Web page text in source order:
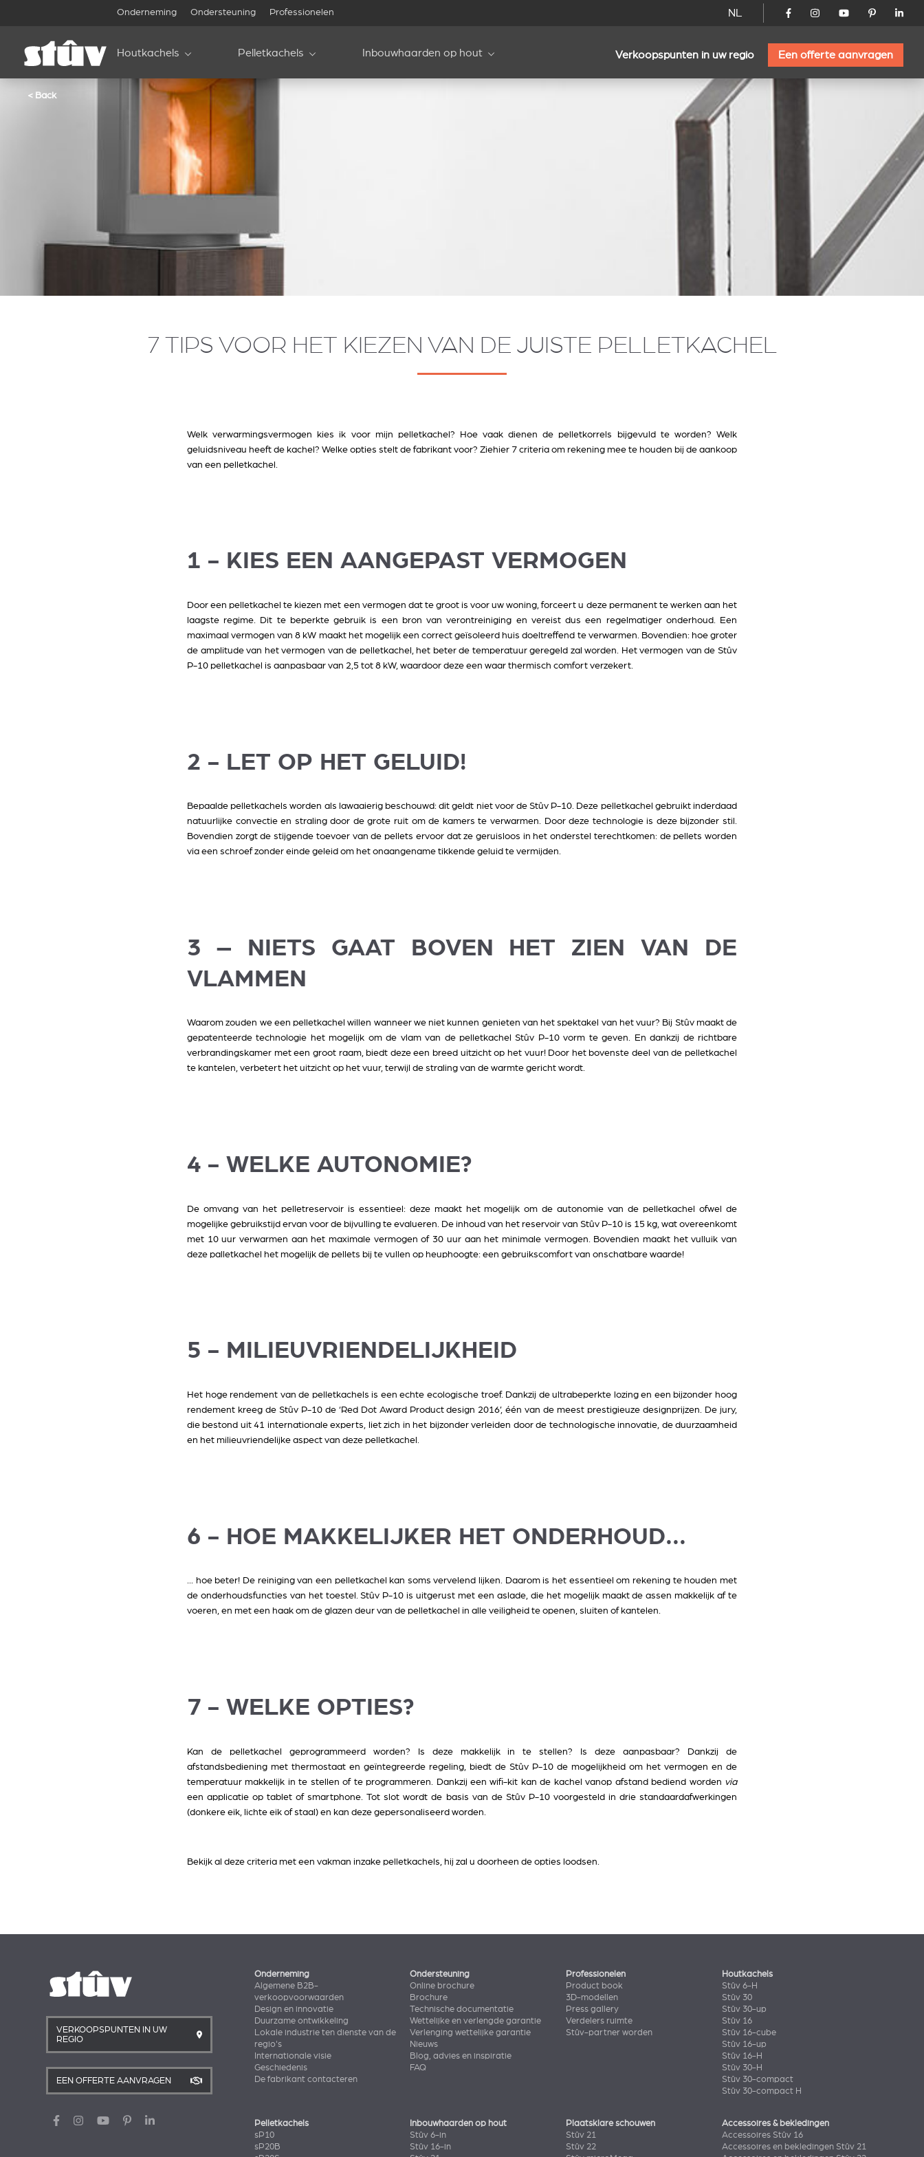
Onderneming Ondersteuning Professionelen NL
Houtkachels Pelletkachels Inbouwhaarden op hout Verkoopspunten in uw regio Een offerte aanvragen
< Back
7 TIPS VOOR HET KIEZEN VAN DE JUISTE PELLETKACHEL
Welk verwarmingsvermogen kies ik voor mijn pelletkachel? Hoe vaak dienen de pelletkorrels bijgevuld te worden? Welk
geluidsniveau heeft de kachel? Welke opties stelt de fabrikant voor? Ziehier 7 criteria om rekening mee te houden bij de aankoop
van een pelletkachel.
1 - KIES EEN AANGEPAST VERMOGEN
Door een pelletkachel te kiezen met een vermogen dat te groot is voor uw woning, forceert u deze permanent te werken aan het
laagste regime. Dit te beperkte gebruik is een bron van verontreiniging en vereist dus een regelmatiger onderhoud. Een
maximaal vermogen van 8 kW maakt het mogelijk een correct geïsoleerd huis doeltreffend te verwarmen. Bovendien: hoe groter
de amplitude van het vermogen van de pelletkachel, het beter de temperatuur geregeld zal worden. Het vermogen van de Stûv
P-10 pelletkachel is aanpasbaar van 2,5 tot 8 kW, waardoor deze een waar thermisch comfort verzekert.
2 - LET OP HET GELUID!
Bepaalde pelletkachels worden als lawaaierig beschouwd: dit geldt niet voor de Stûv P-10. Deze pelletkachel gebruikt inderdaad
natuurlijke convectie en straling door de grote ruit om de kamers te verwarmen. Door deze technologie is deze bijzonder stil.
Bovendien zorgt de stijgende toevoer van de pellets ervoor dat ze geruisloos in het onderstel terechtkomen: de pellets worden
via een schroef zonder einde geleid om het onaangename tikkende geluid te vermijden.
3 – NIETS GAAT BOVEN HET ZIEN VAN DE
VLAMMEN
Waarom zouden we een pelletkachel willen wanneer we niet kunnen genieten van het spektakel van het vuur? Bij Stûv maakt de
gepatenteerde technologie het mogelijk om de vlam van de pelletkachel Stûv P-10 vorm te geven. En dankzij de richtbare
verbrandingskamer met een groot raam, biedt deze een breed uitzicht op het vuur! Door het bovenste deel van de pelletkachel
te kantelen, verbetert het uitzicht op het vuur, terwijl de straling van de warmte gericht wordt.
4 - WELKE AUTONOMIE?
De omvang van het pelletreservoir is essentieel: deze maakt het mogelijk om de autonomie van de pelletkachel ofwel de
mogelijke gebruikstijd ervan voor de bijvulling te evalueren. De inhoud van het reservoir van Stûv P-10 is 15 kg, wat overeenkomt
met 10 uur verwarmen aan het maximale vermogen of 30 uur aan het minimale vermogen. Bovendien maakt het vulluik van
deze palletkachel het mogelijk de pellets bij te vullen op heuphoogte: een gebruikscomfort van onschatbare waarde!
5 - MILIEUVRIENDELIJKHEID
Het hoge rendement van de pelletkachels is een echte ecologische troef. Dankzij de ultrabeperkte lozing en een bijzonder hoog
rendement kreeg de Stûv P-10 de ‘Red Dot Award Product design 2016’, één van de meest prestigieuze designprijzen. De jury,
die bestond uit 41 internationale experts, liet zich in het bijzonder verleiden door de technologische innovatie, de duurzaamheid
en het milieuvriendelijke aspect van deze pelletkachel.
6 - HOE MAKKELIJKER HET ONDERHOUD...
... hoe beter! De reiniging van een pelletkachel kan soms vervelend lijken. Daarom is het essentieel om rekening te houden met
de onderhoudsfuncties van het toestel. Stûv P-10 is uitgerust met een aslade, die het mogelijk maakt de assen makkelijk af te
voeren, en met een haak om de glazen deur van de pelletkachel in alle veiligheid te openen, sluiten of kantelen.
7 - WELKE OPTIES?
Kan de pelletkachel geprogrammeerd worden? Is deze makkelijk in te stellen? Is deze aanpasbaar? Dankzij de
afstandsbediening met thermostaat en geïntegreerde regeling, biedt de Stûv P-10 de mogelijkheid om het vermogen en de
temperatuur makkelijk in te stellen of te programmeren. Dankzij een wifi-kit kan de kachel vanop afstand bediend worden via
een applicatie op tablet of smartphone. Tot slot wordt de basis van de Stûv P-10 voorgesteld in drie standaardafwerkingen
(donkere eik, lichte eik of staal) en kan deze gepersonaliseerd worden.
Bekijk al deze criteria met een vakman inzake pelletkachels, hij zal u doorheen de opties loodsen.
VERKOOPSPUNTEN IN UW
REGIO
EEN OFFERTE AANVRAGEN
Onderneming
Algemene B2B-
verkoopvoorwaarden
Design en innovatie
Duurzame ontwikkeling
Lokale industrie ten dienste van de
regio's
Internationale visie
Geschiedenis
De fabrikant contacteren
Ondersteuning
Online brochure
Brochure
Technische documentatie
Wettelijke en verlengde garantie
Verlenging wettelijke garantie
Nieuws
Blog, advies en inspiratie
FAQ
Professionelen
Product book
3D-modellen
Press gallery
Verdelers ruimte
Stûv-partner worden
Houtkachels
Stûv 6-H
Stûv 30
Stûv 30-up
Stûv 16
Stûv 16-cube
Stûv 16-up
Stûv 16-H
Stûv 30-H
Stûv 30-compact
Stûv 30-compact H
Pelletkachels
sP10
sP20B
Inbouwhaarden op hout
Stûv 6-in
Stûv 16-in
Plaatsklare schouwen
Stûv 21
Stûv 22
Accessoires & bekledingen
Accessoires Stûv 16
Accessoires en bekledingen Stûv 21